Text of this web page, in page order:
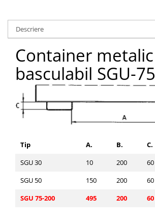
Instalatii de rotire
Platforme foarfeca
Nacela stivuitor
Translator stivuitor
Prelungitor lame stivuitor CAM
attachments
Atasamente profesionale CAM
Cleste ridicare butoi
Dispozitive ridicare butoaie
Descriere
Container metalic
basculabil SGU-75
Tip A. B.
C.
SGU 30
10 200
60
SGU 50
150 200
60
SGU 75-200
495 200 60